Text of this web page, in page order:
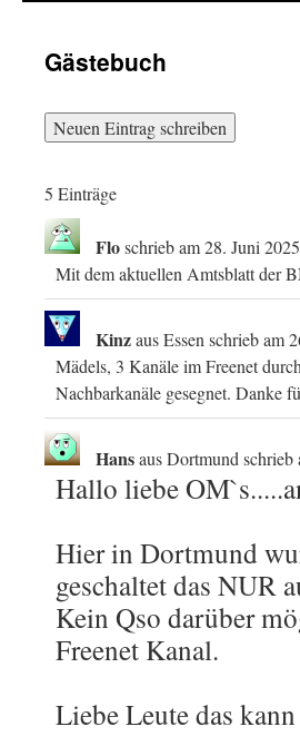
Gästebuch
5 Einträge
Floschrieb am28. Juni 2025
Mit dem aktuellen Amtsblatt der
KinzausEssen schrieb am
Mädels, 3 Kanäle im Freenet
Nachbarkanäle gesegnet. Danke
HansausDortmund schrieb
Hallo liebe
Hier in Dortmund
geschaltet das NUR
Kein Qso darüber
Freenet Kanal.
Liebe Leute das